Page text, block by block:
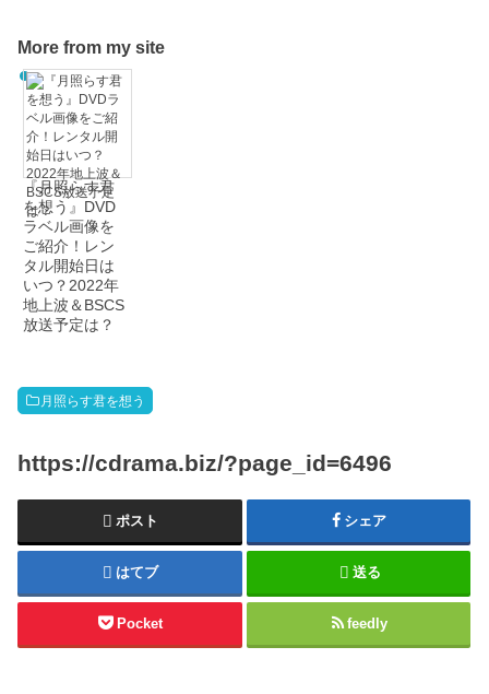
More from my site
『月照らす君
を想う』DVD
ラベル画像を
ご紹介！レン
タル開始日は
いつ？2022年
地上波＆BSCS
放送予定は？
月照らす君を想う
https://cdrama.biz/?page_id=6496
ポスト シェア
はてブ 送る
Pocket feedly